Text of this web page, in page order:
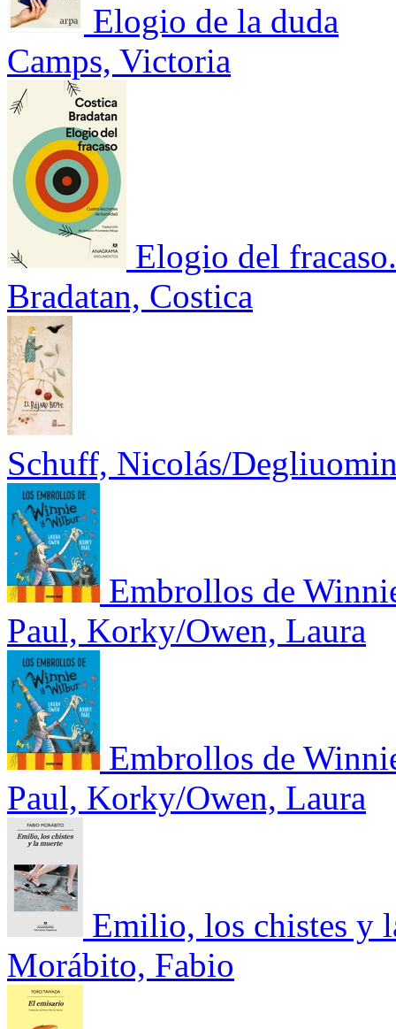
Elogio de la duda
Camps, Victoria
Elogio del
Bradatan, Costica
Schuff, Nicolás/
Embrollos de
Paul, Korky/Owen, Laura
Embrollos de
Paul, Korky/Owen, Laura
Emilio, los chistes y
Morábito, Fabio